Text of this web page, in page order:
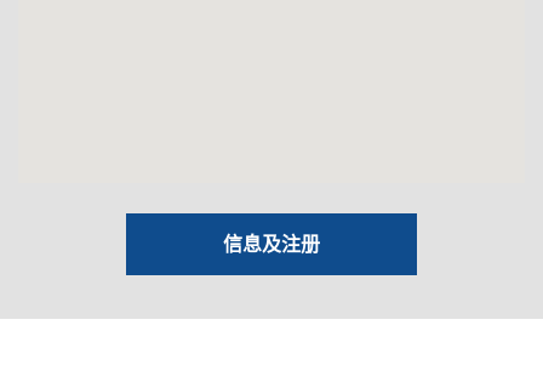
信息及注册